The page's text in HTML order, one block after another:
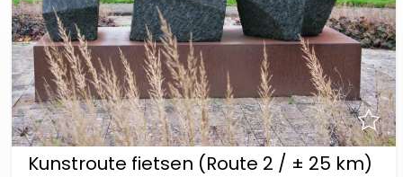
Kunstroute fietsen (Route 2 / ± 25 km)